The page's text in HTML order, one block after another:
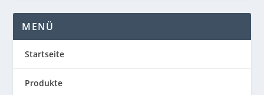
MENÜ
Startseite
Produkte